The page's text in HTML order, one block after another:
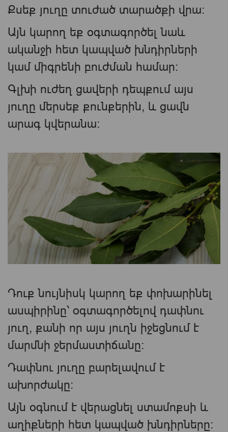
Քսեք յուղը տուժած տարածքի վրա:
Այն կարող եք օգտագործել նաև
ականջի հետ կապված խնդիրների
կամ միգրենի բուժման համար:
Գլխի ուժեղ ցավերի դեպքում այս
յուղը մերսեք քունքերին, և ցավն
արագ կվերանա։
Դուք նույնիսկ կարող եք փոխարինել
ասպիրինը՝ օգտագործելով դափնու
յուղ, քանի որ այս յուղն իջեցնում է
մարմնի ջերմաստիճանը:
Դափնու յուղը բարելավում է
ախորժակը։
Այն օգնում է վերացնել ստամոքսի և
աղիքների հետ կապված խնդիրները։